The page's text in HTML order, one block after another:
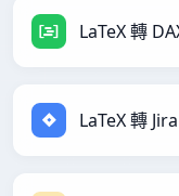
LaTeX 轉
LaTeX 轉 Jira